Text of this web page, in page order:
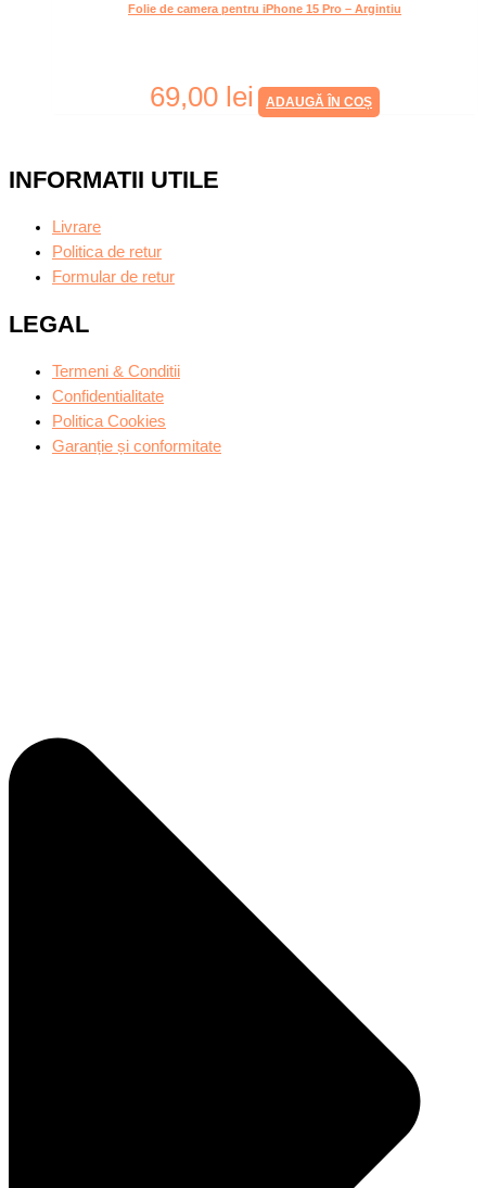
Folie de camera pentru iPhone 15 Pro – Argintiu
69,00 lei ADAUGĂ ÎN COȘ
INFORMATII UTILE
Livrare
Politica de retur
Formular de retur
LEGAL
Termeni & Conditii
Confidentialitate
Politica Cookies
Garanție și conformitate